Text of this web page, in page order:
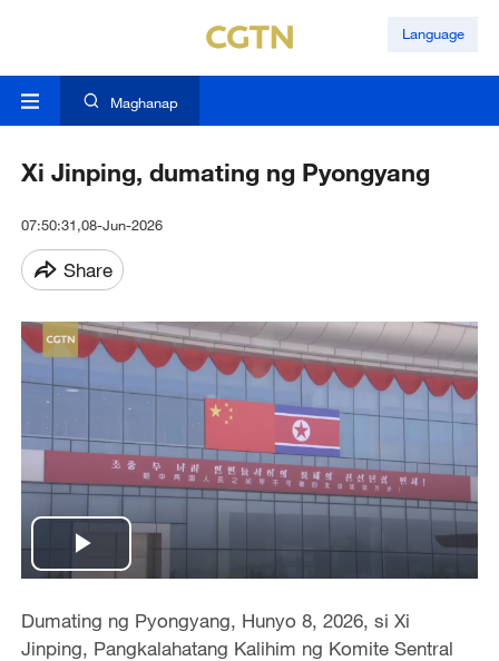
Language
Maghanap
Xi Jinping, dumating ng Pyongyang
07:50:31,08-Jun-2026
Share
Play
Video
Dumating ng Pyongyang, Hunyo 8, 2026, si Xi
Jinping, Pangkalahatang Kalihim ng Komite Sentral